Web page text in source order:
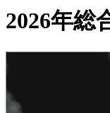
2026年総